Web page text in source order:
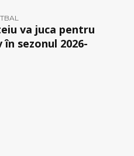
va juca pentru
sezonul 2026-